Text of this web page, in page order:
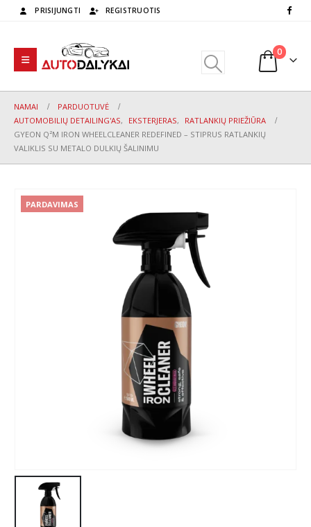
PRISIJUNGTI REGISTRUOTIS
0
NAMAI
PARDUOTUVĖ
AUTOMOBILIŲ DETAILING'AS, EKSTERJERAS,
RATLANKIŲ PRIEŽIŪRA
GYEON Q²M IRON WHEELCLEANER REDEFINED – STIPRUS RATLANKIŲ
VALIKLIS SU METALO DULKIŲ ŠALINIMU
PARDAVIMAS